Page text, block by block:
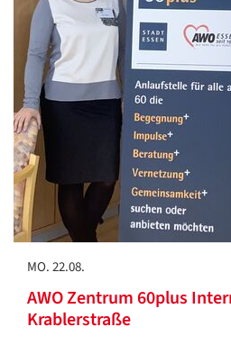
MO. 22.08.
AWO Zentrum 60plus
Krablerstraße